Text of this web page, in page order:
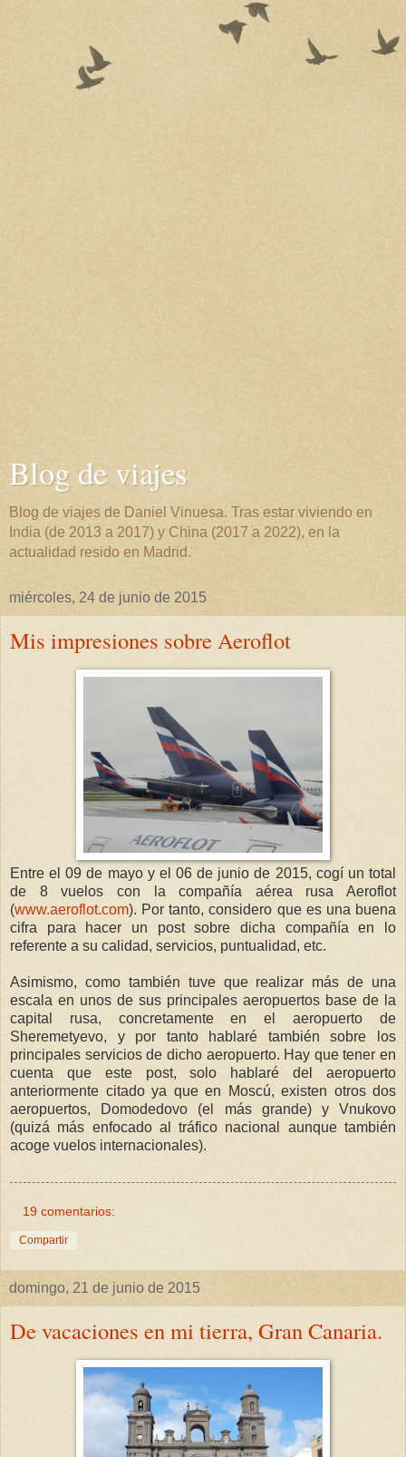
Blog de viajes
Blog de viajes de Daniel Vinuesa. Tras estar viviendo en
India (de 2013 a 2017) y China (2017 a 2022), en la
actualidad resido en Madrid.
miércoles, 24 de junio de 2015
Mis impresiones sobre Aeroflot
Entre el 09 de mayo y el 06 de junio de 2015, cogí un total
de 8 vuelos con la compañía aérea rusa Aeroflot
(www.aeroflot.com). Por tanto, considero que es una buena
cifra para hacer un post sobre dicha compañía en lo
referente a su calidad, servicios, puntualidad, etc.
Asimismo, como también tuve que realizar más de una
escala en unos de sus principales aeropuertos base de la
capital rusa, concretamente en el aeropuerto de
Sheremetyevo, y por tanto hablaré también sobre los
principales servicios de dicho aeropuerto. Hay que tener en
cuenta que este post, solo hablaré del aeropuerto
anteriormente citado ya que en Moscú, existen otros dos
aeropuertos, Domodedovo (el más grande) y Vnukovo
(quizá más enfocado al tráfico nacional aunque también
acoge vuelos internacionales).
19 comentarios:
Compartir
domingo, 21 de junio de 2015
De vacaciones en mi tierra, Gran Canaria.